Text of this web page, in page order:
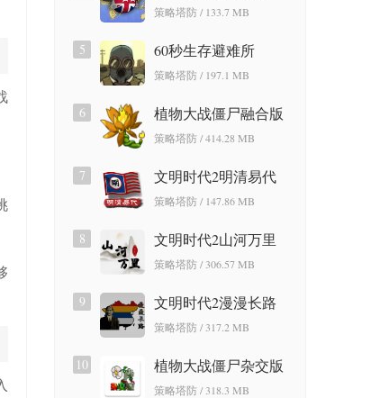
策略塔防 / 133.7 MB
5 60秒生存避难所
策略塔防 / 197.1 MB
6 植物大战僵尸融合版
策略塔防 / 414.28 MB
7 文明时代2明清易代
策略塔防 / 147.86 MB
8 文明时代2山河万里
策略塔防 / 306.57 MB
9 文明时代2漫漫长路
策略塔防 / 317.2 MB
10 植物大战僵尸杂交版
策略塔防 / 318.3 MB